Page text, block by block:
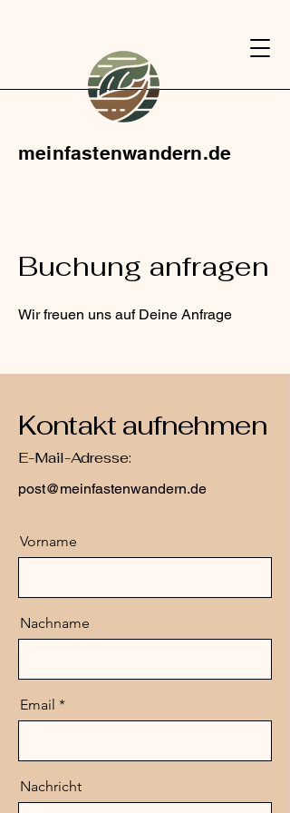
meinfastenwandern.de
Buchung anfragen
Wir freuen uns auf Deine Anfrage
Kontakt aufnehmen
E-Mail-Adresse:
post@meinfastenwandern.de
Vorname
Nachname
Email
Nachricht